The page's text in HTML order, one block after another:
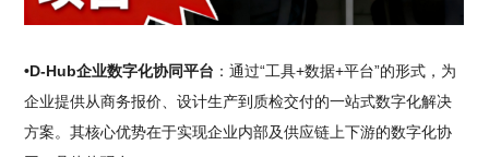
•D-Hub企业数字化协同平台 ：通过“工具+数据+平台”的形式，为
企业提供从商务报价、设计生产到质检交付的一站式数字化解决
方案。其核心优势在于实现企业内部及供应链上下游的数字化协